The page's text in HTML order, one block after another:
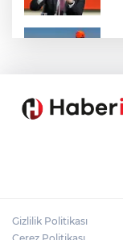
Gizlilik Politikası